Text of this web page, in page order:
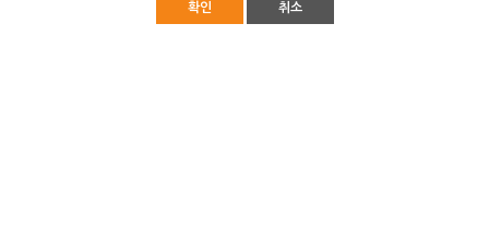
확인 취소